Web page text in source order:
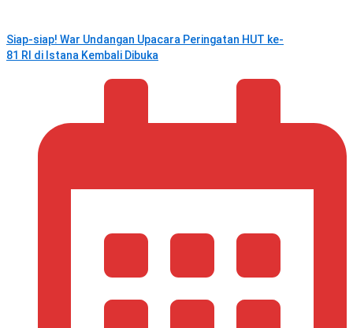
Siap-siap! War Undangan Upacara Peringatan HUT ke-
81 RI di Istana Kembali Dibuka